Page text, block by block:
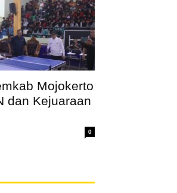
Mojokerto
dan Kejuaraan
0